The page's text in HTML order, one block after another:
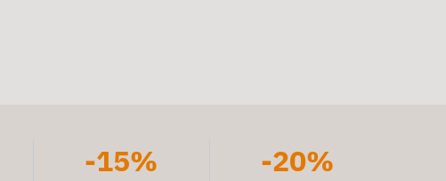
-15% -20%